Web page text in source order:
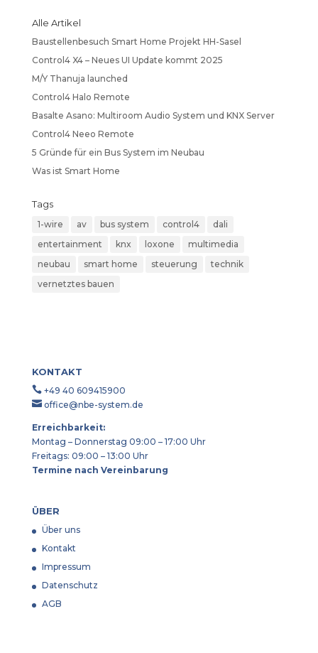
Alle Artikel
Baustellenbesuch Smart Home Projekt HH-Sasel
Control4 X4 – Neues UI Update kommt 2025
M/Y Thanuja launched
Control4 Halo Remote
Basalte Asano: Multiroom Audio System und KNX Server
Control4 Neeo Remote
5 Gründe für ein Bus System im Neubau
Was ist Smart Home
Tags
1-wire av bus system control4
dali
entertainment
knx loxone
multimedia
neubau
smart home steuerung
technik
vernetztes bauen
KONTAKT
 +49 40 609415900
 office@nbe-system.de
Erreichbarkeit:
Montag – Donnerstag 09:00 – 17:00 Uhr
Freitags: 09:00 – 13:00 Uhr
Termine nach Vereinbarung
ÜBER
Über uns
Kontakt
Impressum
Datenschutz
AGB